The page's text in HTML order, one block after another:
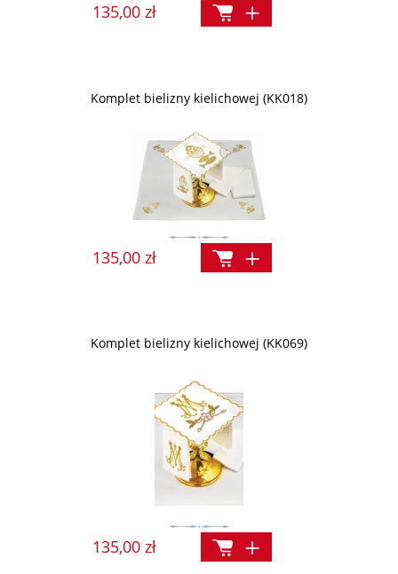
135,00 zł
Komplet bielizny kielichowej (KK018)
135,00 zł
Komplet bielizny kielichowej (KK069)
135,00 zł